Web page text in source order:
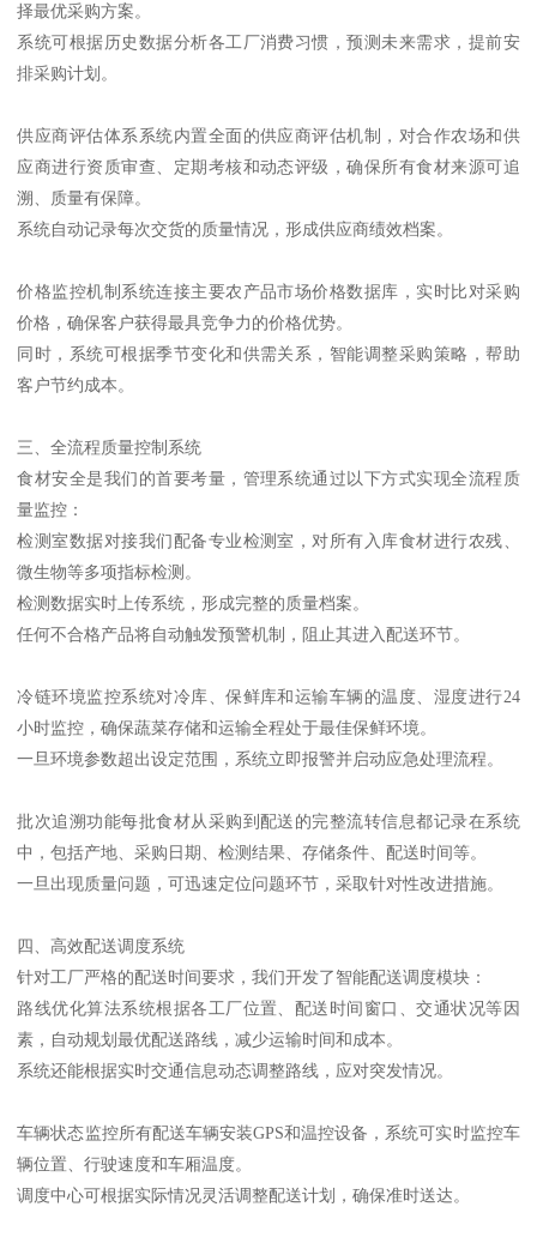
择最优采购方案。
系统可根据历史数据分析各工厂消费习惯，预测未来需求，提前安
排采购计划。
供应商评估体系系统内置全面的供应商评估机制，对合作农场和供
应商进行资质审查、定期考核和动态评级，确保所有食材来源可追
溯、质量有保障。
系统自动记录每次交货的质量情况，形成供应商绩效档案。
价格监控机制系统连接主要农产品市场价格数据库，实时比对采购
价格，确保客户获得最具竞争力的价格优势。
同时，系统可根据季节变化和供需关系，智能调整采购策略，帮助
客户节约成本。
三、全流程质量控制系统
食材安全是我们的首要考量，管理系统通过以下方式实现全流程质
量监控：
检测室数据对接我们配备专业检测室，对所有入库食材进行农残、
微生物等多项指标检测。
检测数据实时上传系统，形成完整的质量档案。
任何不合格产品将自动触发预警机制，阻止其进入配送环节。
冷链环境监控系统对冷库、保鲜库和运输车辆的温度、湿度进行24
小时监控，确保蔬菜存储和运输全程处于最佳保鲜环境。
一旦环境参数超出设定范围，系统立即报警并启动应急处理流程。
批次追溯功能每批食材从采购到配送的完整流转信息都记录在系统
中，包括产地、采购日期、检测结果、存储条件、配送时间等。
一旦出现质量问题，可迅速定位问题环节，采取针对性改进措施。
四、高效配送调度系统
针对工厂严格的配送时间要求，我们开发了智能配送调度模块：
路线优化算法系统根据各工厂位置、配送时间窗口、交通状况等因
素，自动规划最优配送路线，减少运输时间和成本。
系统还能根据实时交通信息动态调整路线，应对突发情况。
车辆状态监控所有配送车辆安装GPS和温控设备，系统可实时监控车
辆位置、行驶速度和车厢温度。
调度中心可根据实际情况灵活调整配送计划，确保准时送达。